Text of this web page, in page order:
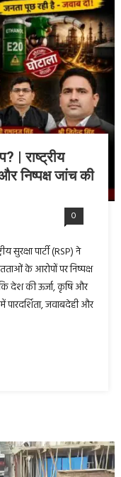
| राष्ट्रीय
निष्पक्ष जांच की
0
सुरक्षा पार्टी (RSP) ने
के आरोपों पर निष्पक्ष
कि देश की ऊर्जा, कृषि और
पारदर्शिता, जवाबदेही और